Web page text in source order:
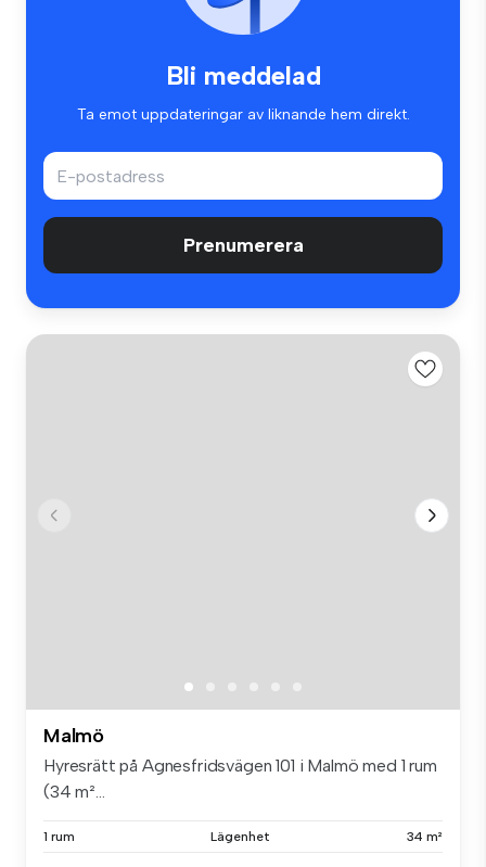
Bli meddelad
Ta emot uppdateringar av liknande hem direkt.
Prenumerera
Malmö
Hyresrätt på Agnesfridsvägen 101 i Malmö med 1 rum
(34 m²...
1 rum Lägenhet 34 m²